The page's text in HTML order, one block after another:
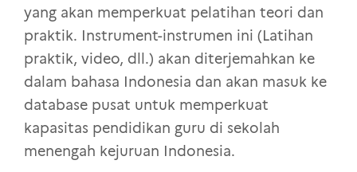
yang akan memperkuat pelatihan teori dan
praktik. Instrument-instrumen ini (Latihan
praktik, video, dll.) akan diterjemahkan ke
dalam bahasa Indonesia dan akan masuk ke
database pusat untuk memperkuat
kapasitas pendidikan guru di sekolah
menengah kejuruan Indonesia.